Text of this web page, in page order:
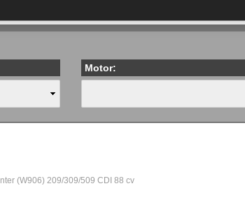
¿Ha olvidado su contraseña?
Motor:
(W906) 209/309/509 CDI 88 cv